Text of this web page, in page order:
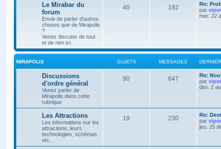
Le Mirabar du
forum
Envie de parler d'autres
choses que de Mirapolis
?
Venez discuter de tout
et de rien ici.
40 192
Re:
par
mer. 22
MIRAPOLIS SUJETS MESSAGES
Discussions
d'ordre général
Venez parler de
Mirapolis dans cette
rubrique
90 647
Re:
par
dim. 2
Les Attractions
Les informations sur les
attractions, leurs
technologies, schémas
etc...
19 230
Re:
par
jeu. 25